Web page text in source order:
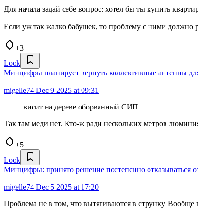
Для начала задай себе вопрос: хотел бы ты купить
Если уж так жалко бабушек, то проблему с ними должно
+3
Look
Минцифры планирует вернуть коллективные антенны
migelle74 Dec 9 2025 at 09:31
висит на дереве оборванный СИП
Так там меди нет. Кто-ж ради нескольких метров
+5
Look
Минцифры: принято решение постепенно отказываться
migelle74 Dec 5 2025 at 17:20
Проблема не в том, что вытягиваются в струнку. Вообще